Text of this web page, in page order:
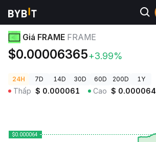
Giá Tiền Điện Tử
Giá FRAME FRAME
$0.00006365+3.99%
24H 7D 14D 30D 60D 200D 1Y
Thấp $ 0.000061 Cao $ 0.000064